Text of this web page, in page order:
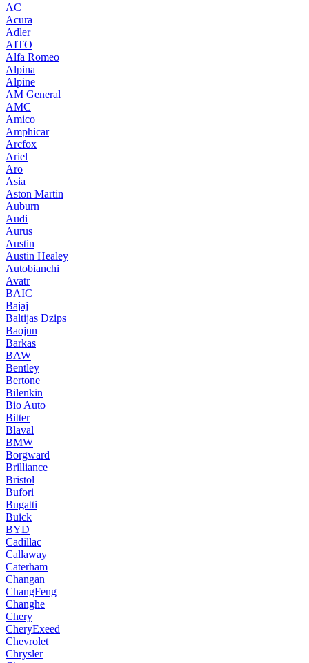
AC
Acura
Adler
AITO
Alfa Romeo
Alpina
Alpine
AM General
AMC
Amico
Amphicar
Arcfox
Ariel
Aro
Asia
Aston Martin
Auburn
Audi
Aurus
Austin
Austin Healey
Autobianchi
Avatr
BAIC
Bajaj
Baltijas Dzips
Baojun
Barkas
BAW
Bentley
Bertone
Bilenkin
Bio Auto
Bitter
Blaval
BMW
Borgward
Brilliance
Bristol
Bufori
Bugatti
Buick
BYD
Cadillac
Callaway
Caterham
Changan
ChangFeng
Changhe
Chery
CheryExeed
Chevrolet
Chrysler